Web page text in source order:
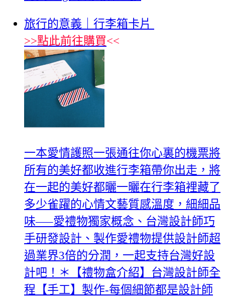
旅行的意義｜行李箱卡片
>>點此前往購買<<
一本愛情護照一張通往你心裏的機票將
所有的美好都收進行李箱帶你出走，將
在一起的美好都曬一曬在行李箱裡藏了
多少雀躍的心情文藝質感溫度，細細品
味—–愛禮物獨家概念、台灣設計師巧
手研發設計、製作愛禮物提供設計師超
過業界3倍的分潤，一起支持台灣好設
計吧！＊【禮物盒介紹】台灣設計師全
程【手工】製作-每個細節都是設計師